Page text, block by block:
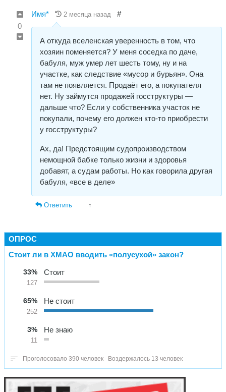
0
Имя* 2 месяца назад #
А откуда вселенская уверенность в том, что
хозяин поменяется? У меня соседка по даче,
бабуля, муж умер лет шесть тому, ну и на
участке, как следствие «мусор и бурьян». Она
там не появляется. Продаёт его, а покупателя
нет. Ну займутся продажей госструктуры —
дальше что? Если у собственника участок не
покупали, почему его должен кто-то приобрести
у госструктуры?
Ах, да! Предстоящим судопроизводством
немощной бабке только жизни и здоровья
добавят, а судам работы. Но как говорила другая
бабуля, «все в деле»
Ответить ↑
ОПРОС
Стоит ли в ХМАО вводить «полусухой» закон?
33%
127
Стоит
65%
252
Не стоит
3%
11
Не знаю
Проголосовало 390 человек Воздержалось 13 человек